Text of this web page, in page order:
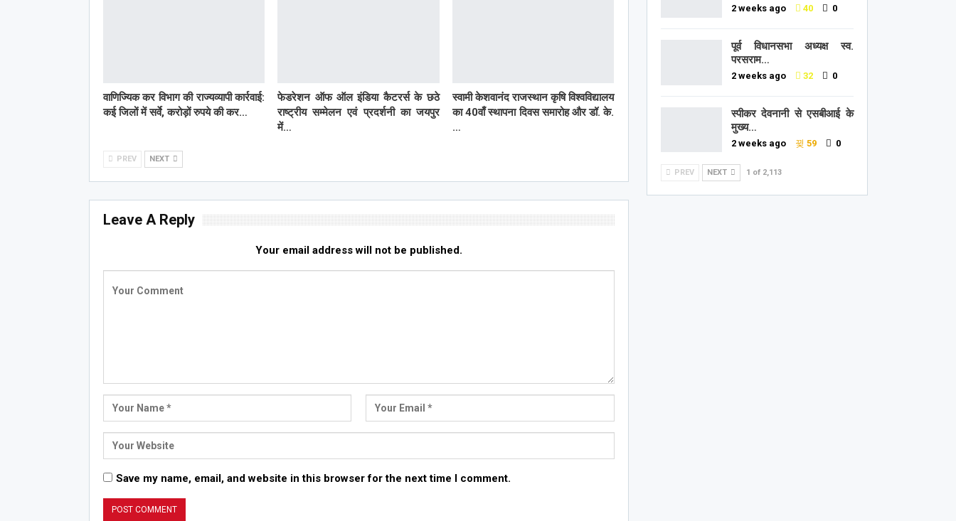
वाणिज्यिक कर विभाग की राज्यव्यापी कार्रवाई:
कई जिलों में सर्वे, करोड़ों रुपये की कर…
फेडरेशन ऑफ ऑल इंडिया कैटरर्स के छठे
राष्ट्रीय सम्मेलन एवं प्रदर्शनी का जयपुर
में…
स्वामी केशवानंद राजस्थान कृषि विश्वविद्यालय
का 40वाँ स्थापना दिवस समारोह और डॉ. के.
…
PREV NEXT
Leave A Reply
Your email address will not be published.
Save my name, email, and website in this browser for the next time I comment.
2 weeks ago 40 0
पूर्व विधानसभा अध्यक्ष स्व.
परसराम…
2 weeks ago 32 0
स्पीकर देवनानी से एसबीआई के
मुख्य…
2 weeks ago 59 0
PREV NEXT 1 of 2,113